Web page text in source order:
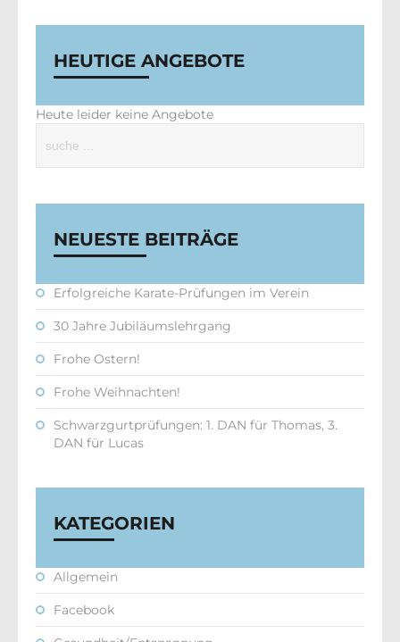
HEUTIGE ANGEBOTE
Heute leider keine Angebote
NEUESTE BEITRÄGE
Erfolgreiche Karate-Prüfungen im Verein
30 Jahre Jubiläumslehrgang
Frohe Ostern!
Frohe Weihnachten!
Schwarzgurtprüfungen: 1. DAN für Thomas, 3.
DAN für Lucas
KATEGORIEN
Allgemein
Facebook